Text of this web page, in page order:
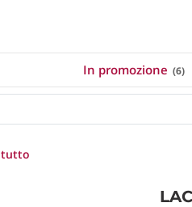
In promozione (6)
tutto